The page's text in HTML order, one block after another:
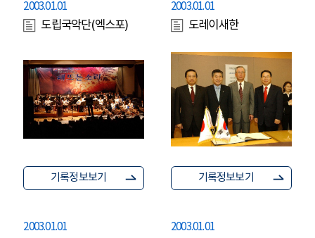
2003.01.01
도립국악단(엑스포)
기록정보보기
2003.01.01
도레이새한
기록정보보기
2003.01.01 2003.01.01